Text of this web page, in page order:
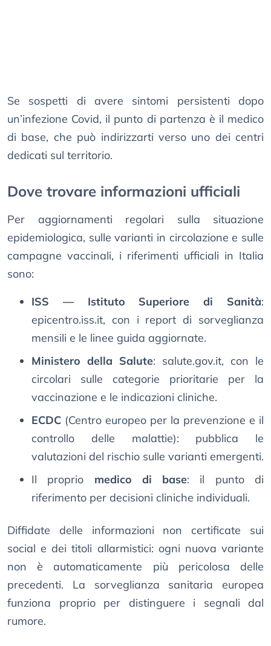
Se sospetti di avere sintomi persistenti dopo
un’infezione Covid, il punto di partenza è il medico
di base, che può indirizzarti verso uno dei centri
dedicati sul territorio.
Dove trovare informazioni ufficiali
Per aggiornamenti regolari sulla situazione
epidemiologica, sulle varianti in circolazione e sulle
campagne vaccinali, i riferimenti ufficiali in Italia
sono:
ISS — Istituto Superiore di Sanità:
epicentro.iss.it, con i report di sorveglianza
mensili e le linee guida aggiornate.
Ministero della Salute: salute.gov.it, con le
circolari sulle categorie prioritarie per la
vaccinazione e le indicazioni cliniche.
ECDC (Centro europeo per la prevenzione e il
controllo delle malattie): pubblica le
valutazioni del rischio sulle varianti emergenti.
Il proprio medico di base: il punto di
riferimento per decisioni cliniche individuali.
Diffidate delle informazioni non certificate sui
social e dei titoli allarmistici: ogni nuova variante
non è automaticamente più pericolosa delle
precedenti. La sorveglianza sanitaria europea
funziona proprio per distinguere i segnali dal
rumore.